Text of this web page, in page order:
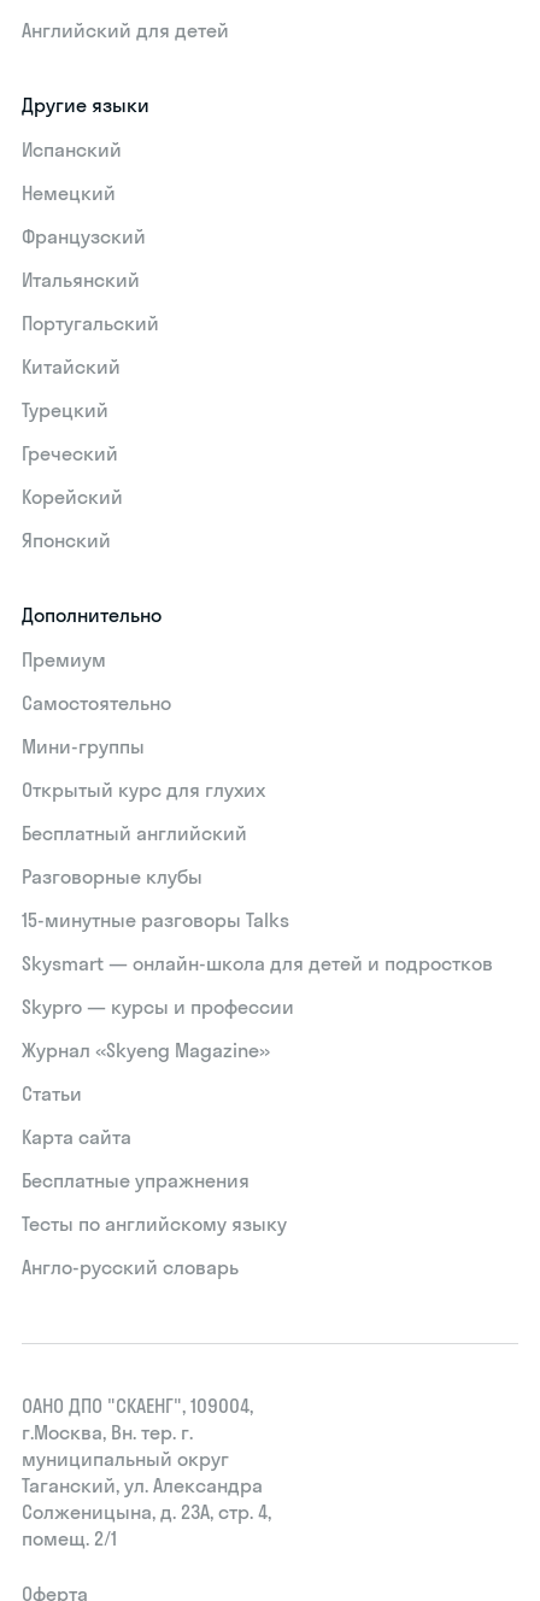
Английский для детей
Другие языки
Испанский
Немецкий
Французский
Итальянский
Португальский
Китайский
Турецкий
Греческий
Корейский
Японский
Дополнительно
Премиум
Самостоятельно
Мини-группы
Открытый курс для глухих
Бесплатный английский
Разговорные клубы
15‑минутные разговоры Talks
Skysmart — онлайн-школа для детей и подростков
Skypro — курсы и профессии
Журнал «Skyeng Magazine»
Статьи
Карта сайта
Бесплатные упражнения
Тесты по английскому языку
Англо-русский словарь
ОАНО ДПО "СКАЕНГ", 109004,
г.Москва, Вн. тер. г.
муниципальный округ
Таганский, ул. Александра
Солженицына, д. 23А, стр. 4,
помещ. 2/1
Оферта